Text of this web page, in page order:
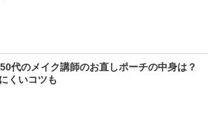
代のメイク講師のお直しポーチの中身は？
くいコツも